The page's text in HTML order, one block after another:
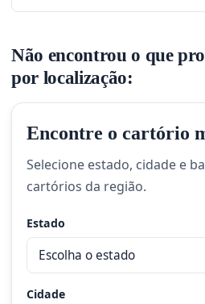
Não encontrou o que
por localização:
Encontre o cartório
Selecione estado, cidade e
cartórios da região.
Estado
Cidade